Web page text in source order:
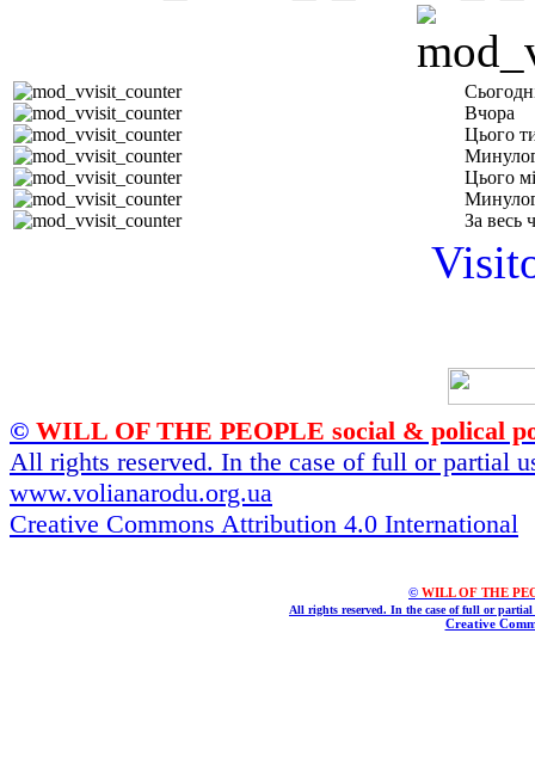
Вчора
Цього
Цього
За весь
© WILL OF THE PEOPLE social & polical
All rights reserved. In the case of full or partial
www.volianarodu.org.ua
Creative Commons Attribution 4.0 International
© WILL OF THE
All rights reserved. In the case of full or
Creative